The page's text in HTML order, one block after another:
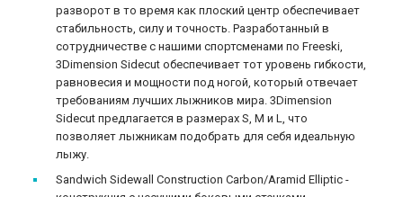
разворот в то время как плоский центр обеспечивает
стабильность, силу и точность. Разработанный в
сотрудничестве с нашими спортсменами по Freeski,
3Dimension Sidecut обеспечивает тот уровень гибкости,
равновесия и мощности под ногой, который отвечает
требованиям лучших лыжников мира. 3Dimension
Sidecut предлагается в размерах S, M и L, что
позволяет лыжникам подобрать для себя идеальную
лыжу.
Sandwich Sidewall Construction Carbon/Aramid Elliptic -